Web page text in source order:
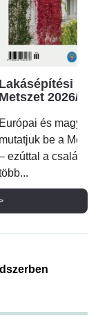
Lakásépítési
Metszet 2026/2.
Európai és magyar
mutatjuk be a
ezúttal a családi